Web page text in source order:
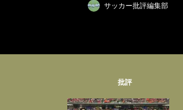
サッカー批評編集部
批評